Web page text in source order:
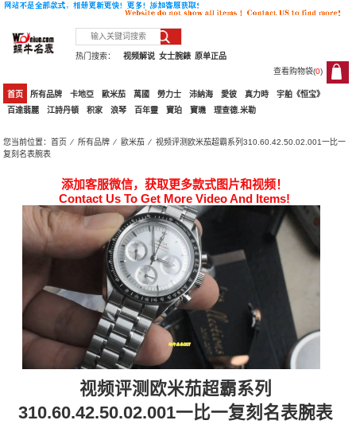
热门搜索： 原单正品
女士腕錶
视频解说
查看购物袋(0)
0
首页 所有品牌 卡地亞 歐米茄 萬國 勞力士 沛納海 愛彼 真力時
宇舶《恒宝》
百達翡麗
江詩丹頓 积家 浪琴 百年靈 寶珀 寶璣 理查德.米勒
您当前位置：首页 ⁄所有品牌 ⁄ 歐米茄 ⁄ 视频评测欧米茄超霸系列310.60.42.50.02.001一比一
复刻名表腕表
添加客服微信，获取更多款式图片和视频！
Contact Us To Get More Video And Items!
视频评测欧米茄超霸系列
310.60.42.50.02.001一比一复刻名表腕表